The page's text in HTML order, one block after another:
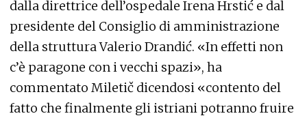
dalla direttrice dell’ospedale Irena Hrstić e dal
presidente del Consiglio di amministrazione
della struttura Valerio Drandić. «In effetti non
c’è paragone con i vecchi spazi», ha
commentato Miletič dicendosi «contento del
fatto che finalmente gli istriani potranno fruire